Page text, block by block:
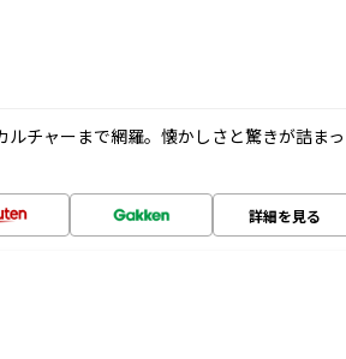
チャーまで網羅。懐かしさと驚きが詰まっ
詳細を見る